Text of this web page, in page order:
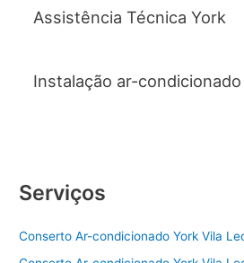
Assistência Técnica York
Instalação ar-condicionado
Serviços
Conserto Ar-condicionado York Vila